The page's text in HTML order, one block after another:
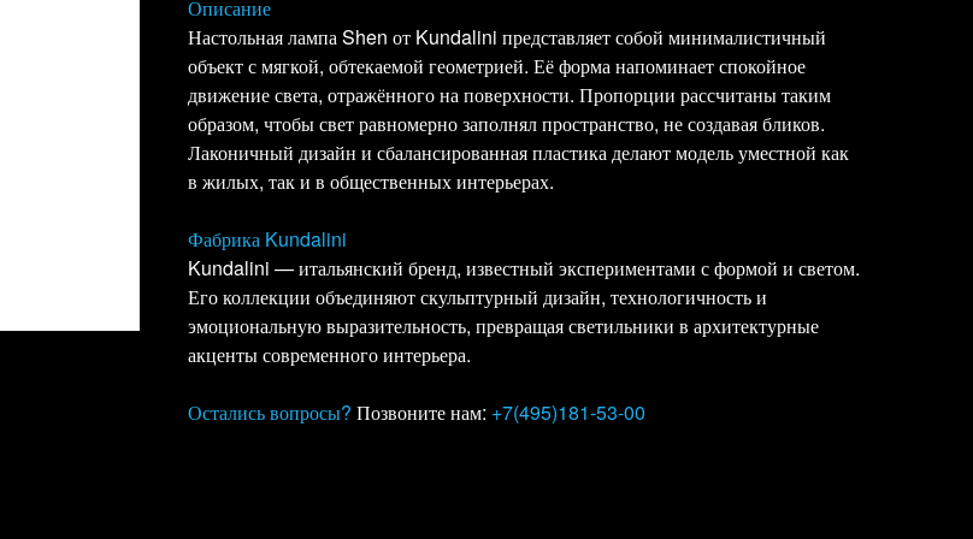
Описание
Настольная лампа Shen от Kundalini представляет собой минималистичный
объект с мягкой, обтекаемой геометрией. Её форма напоминает спокойное
движение света, отражённого на поверхности. Пропорции рассчитаны таким
образом, чтобы свет равномерно заполнял пространство, не создавая бликов.
Лаконичный дизайн и сбалансированная пластика делают модель уместной как
в жилых, так и в общественных интерьерах.
Фабрика Kundalini
Kundalini — итальянский бренд, известный экспериментами с формой и светом.
Его коллекции объединяют скульптурный дизайн, технологичность и
эмоциональную выразительность, превращая светильники в архитектурные
акценты современного интерьера.
Остались вопросы? Позвоните нам: +7(495)181-53-00